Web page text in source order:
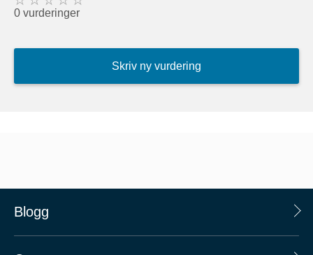
0 vurderinger
Skriv ny vurdering
Blogg